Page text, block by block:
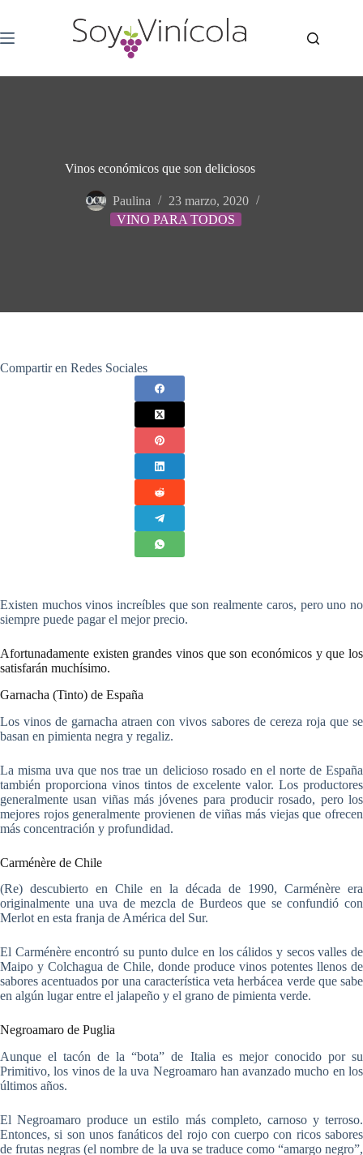
Vinos económicos que son deliciosos
Paulina
23 marzo, 2020
VINO PARA TODOS
Compartir en Redes Sociales
Existen muchos vinos increíbles que son realmente caros, pero uno no
siempre puede pagar el mejor precio.
Afortunadamente existen grandes vinos que son económicos y que los
satisfarán muchísimo.
Garnacha (Tinto) de España
Los vinos de garnacha atraen con vivos sabores de cereza roja que se
basan en pimienta negra y regaliz.
La misma uva que nos trae un delicioso rosado en el norte de España
también proporciona vinos tintos de excelente valor. Los productores
generalmente usan viñas más jóvenes para producir rosado, pero los
mejores rojos generalmente provienen de viñas más viejas que ofrecen
más concentración y profundidad.
Carménère de Chile
(Re) descubierto en Chile en la década de 1990, Carménère era
originalmente una uva de mezcla de Burdeos que se confundió con
Merlot en esta franja de América del Sur.
El Carménère encontró su punto dulce en los cálidos y secos valles de
Maipo y Colchagua de Chile, donde produce vinos potentes llenos de
sabores acentuados por una característica veta herbácea verde que sabe
en algún lugar entre el jalapeño y el grano de pimienta verde.
Negroamaro de Puglia
Aunque el tacón de la “bota” de Italia es mejor conocido por su
Primitivo, los vinos de la uva Negroamaro han avanzado mucho en los
últimos años.
El Negroamaro produce un estilo más completo, carnoso y terroso.
Entonces, si son unos fanáticos del rojo con cuerpo con ricos sabores
de frutas negras (el nombre de la uva se traduce como “amargo negro”,